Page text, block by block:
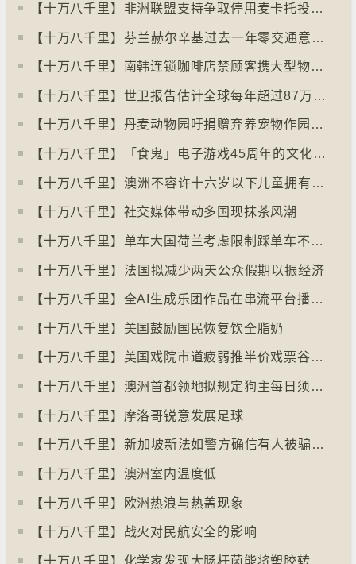
【十万八千里】非洲联盟支持争取停用麦卡托投影法地点
【十万八千里】⁠芬兰赫尔辛基过去一年零交通意外致死个案
【十万八千里】南韩连锁咖啡店禁顾客携大型物品以减少长期占位办公情况
【十万八千里】世卫报告估计全球每年超过87万死亡个案与孤独病有关
【十万八千里】丹麦动物园吁捐赠弃养宠物作园内动物食粮
【十万八千里】「食鬼」电子游戏45周年的文化现象
【十万八千里】⁠澳洲不容许十六岁以下儿童拥有YOUTUBE帐户
【十万八千里】社交媒体带动多国现抹茶风潮
【十万八千里】单车大国荷兰考虑限制踩单车不高于时速廿五公里
【十万八千里】⁠法国拟减少两天公众假期以振经济
【十万八千里】全AI生成乐团作品在串流平台播放率累积过百万
【十万八千里】美国鼓励国民恢复饮全脂奶
【十万八千里】美国戏院市道疲弱推半价戏票谷生意
【十万八千里】澳洲首都领地拟规定狗主每日须陪狗只三小时
【十万八千里】摩洛哥锐意发展足球
【十万八千里】⁠新加坡新法如警方确信有人被骗可冻结其户口
【十万八千里】澳洲室内温度低
【十万八千里】欧洲热浪与热盖现象
【十万八千里】战火对民航安全的影响